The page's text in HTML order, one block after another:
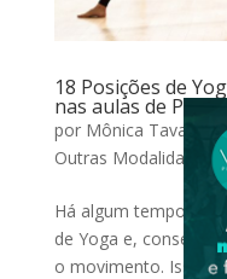
18 Posições de
nas aulas de
por Mônica Tavares
Outras Modalidades,
Há algum tempo
de Yoga e,
o movimento. Isso